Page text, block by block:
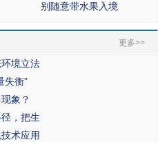
别随意带水果入境
更多>>
境立法
失衡”
象？
，把生
术应用